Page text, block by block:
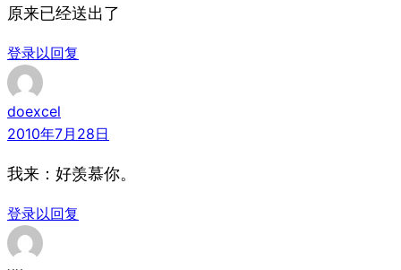
原来已经送出了
登录以回复
doexcel
2010年7月28日
我来：好羡慕你。
登录以回复